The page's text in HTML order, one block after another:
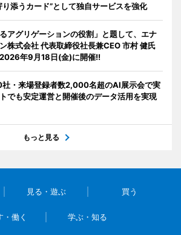
添うカード”として独自サービスを強化
るアグリゲーションの役割」と題して、エナ
株式会社 代表取締役社長兼CEO 市村 健氏
年9月18日(金)に開催!!
社・来場登録者数2,000名超のAI展示会で実
でも安定運営と開催後のデータ活用を実現
もっと見る
見る・遊ぶ 買う
・働く 学ぶ・知る